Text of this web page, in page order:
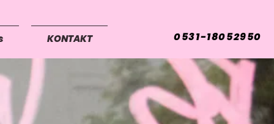
0531-18052950
KONTAKT